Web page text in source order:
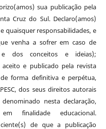
sua publicação pela
Cruz do Sul. Declaro(amos)
quaisquer responsabilidades, e
venha a sofrer em caso de
e dos conceitos e ideias);
e publicado pela revista
forma definitiva e perpétua,
dos seus direitos autorais
nesta declaração,
finalidade educacional.
de que a publicação